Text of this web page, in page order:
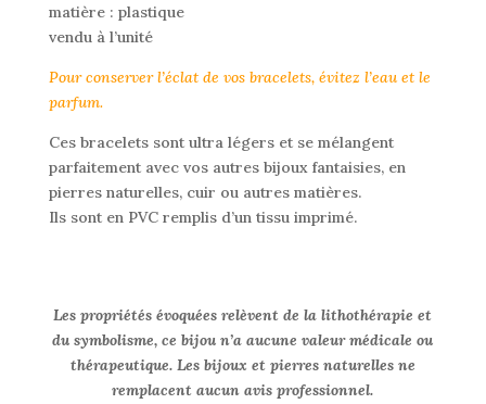
matière : plastique
vendu à l’unité
Pour conserver l’éclat de vos bracelets, évitez l’eau et le
parfum.
Ces bracelets sont ultra légers et se mélangent
parfaitement avec vos autres bijoux fantaisies, en
pierres naturelles, cuir ou autres matières.
Ils sont en PVC remplis d’un tissu imprimé.
Les propriétés évoquées relèvent de la lithothérapie et
du symbolisme, ce bijou n’a aucune valeur médicale ou
thérapeutique. Les bijoux et pierres naturelles ne
remplacent aucun avis professionnel.